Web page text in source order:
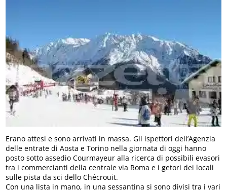
Erano attesi e sono arrivati in massa. Gli ispettori dell’Agenzia
delle entrate di Aosta e Torino nella giornata di oggi hanno
posto sotto assedio Courmayeur alla ricerca di possibili evasori
tra i commercianti della centrale via Roma e i getori dei locali
sulle pista da sci dello Chécrouit.
Con una lista in mano, in una sessantina si sono divisi tra i vari